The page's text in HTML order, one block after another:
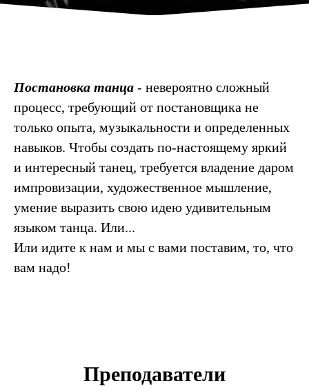
Постановка танца - невероятно сложный
процесс, требующий от постановщика не
только опыта, музыкальности и определенных
навыков. Чтобы создать по-настоящему яркий
и интересный танец, требуется владение даром
импровизации, художественное мышление,
умение выразить свою идею удивительным
языком танца. Или...
Или идите к нам и мы с вами поставим, то, что
вам надо!
Преподаватели